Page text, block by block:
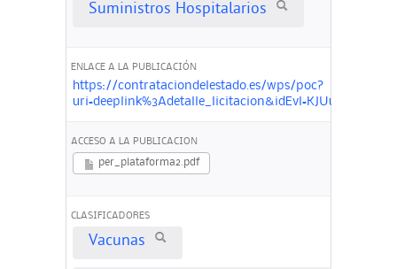
Suministros Hospitalarios
ENLACE A LA PUBLICACIÓN
https://contrataciondelestado.es/wps/poc?
ACCESO A LA PUBLICACION
per_plataforma2.pdf
CLASIFICADORES
Vacunas